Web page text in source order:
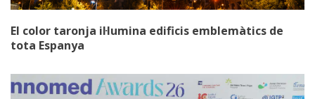
El color taronja il·lumina edificis emblemàtics de
tota Espanya